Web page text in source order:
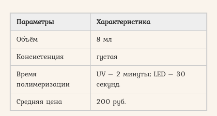
Параметры
Характеристика
Объём
8 мл
Консистенция
густая
Время
полимеризации
UV – 2 минуты; LED – 30
секунд.
Средняя цена
200 руб.